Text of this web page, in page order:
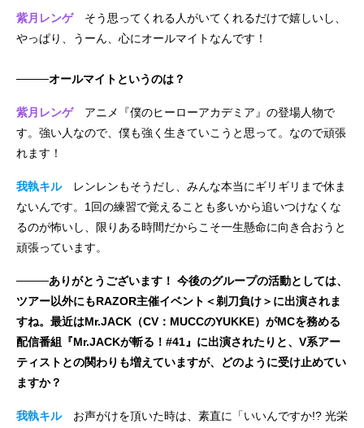
紫月レンゲそう思ってくれる人がいてくれるだけで嬉しいし、
やっぱり、うーん、心にオールマイトなんです！
────オールマイトというのは？
紫月レンゲアニメ『僕のヒーローアカデミア』の登場人物で
す。強い人なので、僕も強く生きていこうと思って。なので頑張
れます！
我執キルレンレンもそうだし、みんな本当にギリギリまで休ま
ないんです。1回の練習で覚えることも多いから追いつけなくな
るのが怖いし、限りある時間だからこそ一生懸命に向き合おうと
頑張っています。
────ありがとうございます！ 今後のグループの活動としては、
ツアー以外にもRAZOR主催イベント＜剃刀負け＞に出演されま
すね。最近はMr.JACK（CV：MUCCのYUKKE）がMCを務める
配信番組『Mr.JACKが斬る！#41』に出演されたりと、V系アー
ティストとの関わりも増えていますが、どのように受け止めてい
ますか？
我執キルお声がけを頂いた時は、素直に「いいんですか!? 光栄